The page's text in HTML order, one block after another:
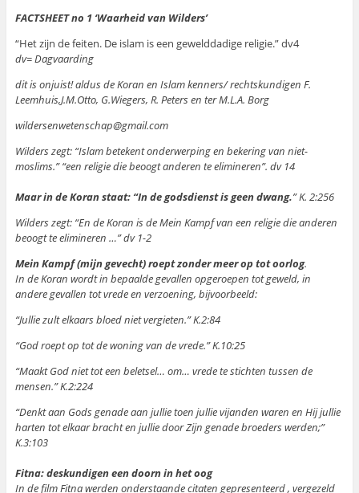
FACTSHEET no 1 ‘Waarheid van Wilders’
“Het zijn de feiten. De islam is een gewelddadige religie.” dv4
dv= Dagvaarding
dit is onjuist! aldus de Koran en Islam kenners/ rechtskundigen F.
Leemhuis,J.M.Otto, G.Wiegers, R. Peters en ter M.L.A. Borg
wildersenwetenschap@gmail.com
Wilders zegt: “Islam betekent onderwerping en bekering van niet-
moslims.” “een religie die beoogt anderen te elimineren”. dv 14
Maar in de Koran staat: “In de godsdienst is geen dwang.” K. 2:256
Wilders zegt: “En de Koran is de Mein Kampf van een religie die anderen
beoogt te elimineren …” dv 1-2
Mein Kampf (mijn gevecht) roept zonder meer op tot oorlog.
In de Koran wordt in bepaalde gevallen opgeroepen tot geweld, in
andere gevallen tot vrede en verzoening, bijvoorbeeld:
“Jullie zult elkaars bloed niet vergieten.” K.2:84
“God roept op tot de woning van de vrede.” K.10:25
“Maakt God niet tot een beletsel… om… vrede te stichten tussen de
mensen.” K.2:224
“Denkt aan Gods genade aan jullie toen jullie vijanden waren en Hij jullie
harten tot elkaar bracht en jullie door Zijn genade broeders werden;”
K.3:103
Fitna: deskundigen een doorn in het oog
In de film Fitna werden onderstaande citaten gepresenteerd , vergezeld